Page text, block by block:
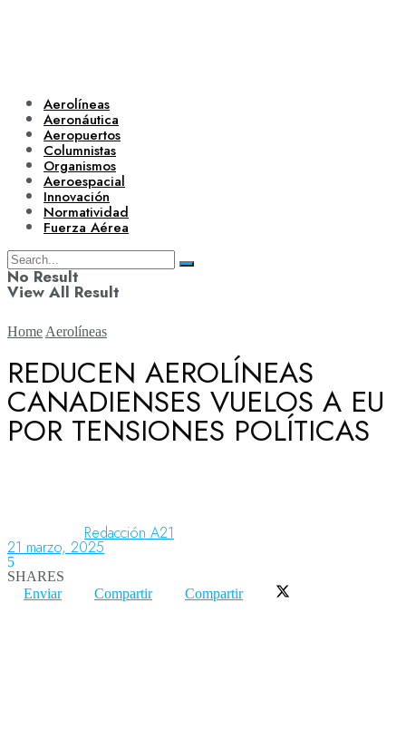
Aerolíneas
Aeronáutica
Aeropuertos
Columnistas
Organismos
Aeroespacial
Innovación
Normatividad
Fuerza Aérea
No Result
View All Result
Aerolíneas
Aeropuertos
Columnistas
Home Aerolíneas
REDUCEN AEROLÍNEAS
CANADIENSES VUELOS A EU
POR TENSIONES POLÍTICAS
Redacción A21
21 marzo, 2025
5
SHARES
Enviar
Compartir Compartir